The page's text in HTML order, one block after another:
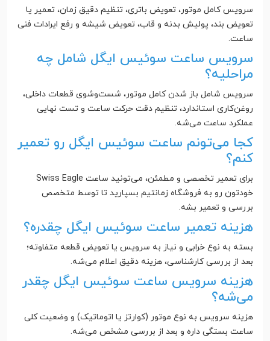
سرویس کامل موتور، تعویض باتری، تنظیم دقیق زمان، تعمیر یا
تعویض بند، پولیش بدنه و قاب، تعویض شیشه و رفع ایرادات فنی
ساعت.
سرویس ساعت سوئیس ایگل شامل چه
مراحلیه؟
سرویس شامل باز شدن کامل موتور، شست‌وشوی قطعات داخلی،
روغن‌کاری استاندارد، تنظیم دقت حرکت ساعت و تست نهایی
عملکرد ساعت می‌شه.
کجا می‌تونم ساعت سوئیس ایگل رو تعمیر
کنم؟
برای تعمیر تخصصی و مطمئن، می‌تونید ساعت Swiss Eagle
خودتون رو به فروشگاه زمانتیم بسپارید تا توسط متخصص
بررسی و تعمیر بشه.
هزینه تعمیر ساعت سوئیس ایگل چقدره؟
بسته به نوع خرابی و نیاز به سرویس یا تعویض قطعه متفاوته؛
بعد از بررسی کارشناسی، هزینه دقیق اعلام می‌شه.
هزینه سرویس ساعت سوئیس ایگل چقدر
می‌شه؟
هزینه سرویس به نوع موتور (کوارتز یا اتوماتیک) و وضعیت کلی
ساعت بستگی داره و بعد از بررسی مشخص می‌شه.